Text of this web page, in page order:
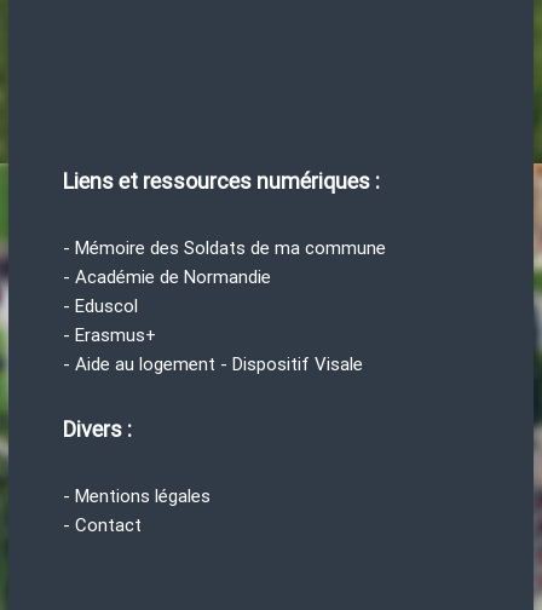
Liens et ressources numériques :
- Mémoire des Soldats de ma commune
- Académie de Normandie
- Eduscol
- Erasmus+
- Aide au logement - Dispositif Visale
Divers :
- Mentions légales
- Contact